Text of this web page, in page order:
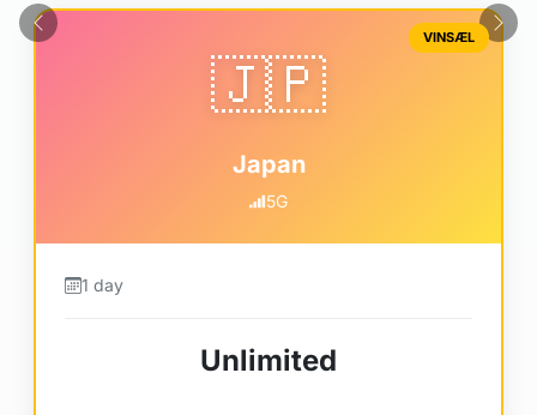
VINSÆL
🇯🇵
Japan
5G
1 day
Unlimited
Fyrri